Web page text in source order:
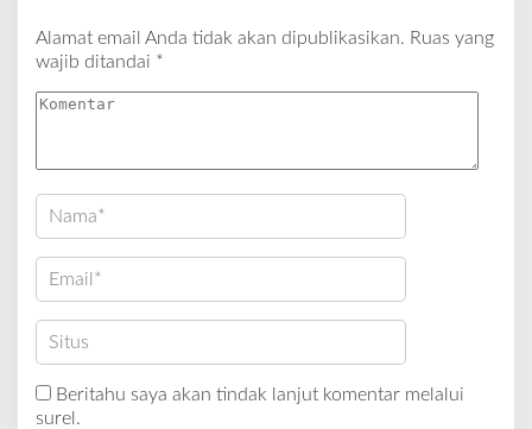
Alamat email Anda tidak akan dipublikasikan. Ruas yang
wajib ditandai *
Beritahu saya akan tindak lanjut komentar melalui
surel.